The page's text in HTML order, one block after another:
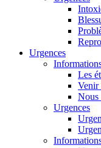
Urgences
Les
Venir
Nous
Urgences